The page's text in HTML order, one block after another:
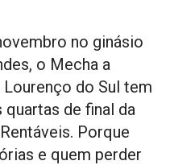
no ginásio
o Mecha a
do Sul tem
de final da
Porque
e quem perder